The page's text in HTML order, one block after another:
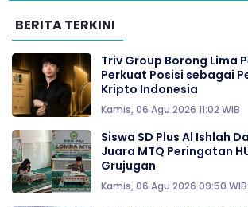
BERITA TERKINI
Triv Group Borong Lima
Perkuat Posisi sebagai
Kripto Indonesia
Kamis, 06 Agu 2026 11:02 WIB
Siswa SD Plus Al Ishlah
Juara MTQ Peringatan
Grujugan
Kamis, 06 Agu 2026 09:50 WIB